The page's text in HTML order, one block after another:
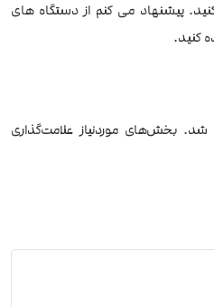
پیشنهاد می کنم از دستگاه های
شد. بخش‌های موردنیاز علامت‌گذاری